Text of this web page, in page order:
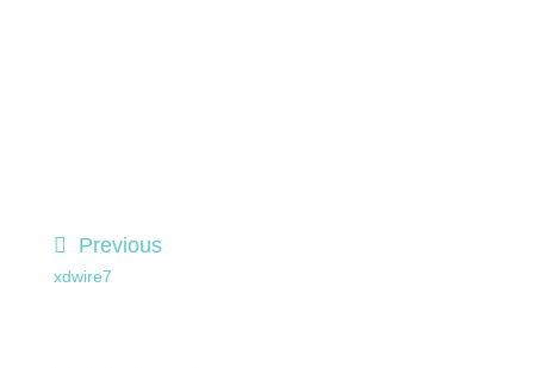
Previous
xdwire7